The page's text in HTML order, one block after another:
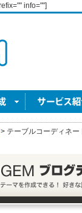
info=""]
> テーブルコーディネー